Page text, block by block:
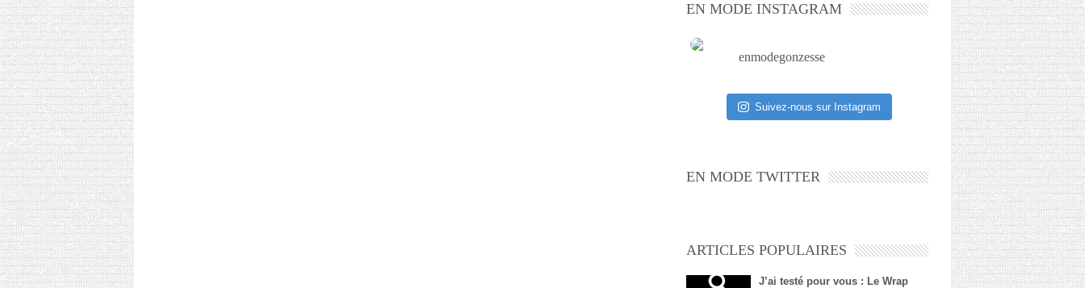
EN MODE INSTAGRAM
enmodegonzesse
Suivez-nous sur Instagram
EN MODE TWITTER
ARTICLES POPULAIRES
J’ai testé pour vous : Le Wrap